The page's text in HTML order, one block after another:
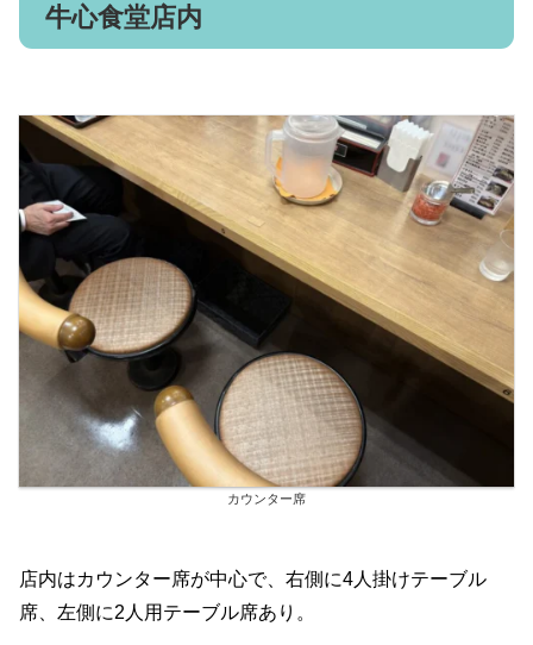
牛心食堂店内
カウンター席
店内はカウンター席が中心で、右側に4人掛けテーブル
席、左側に2人用テーブル席あり。